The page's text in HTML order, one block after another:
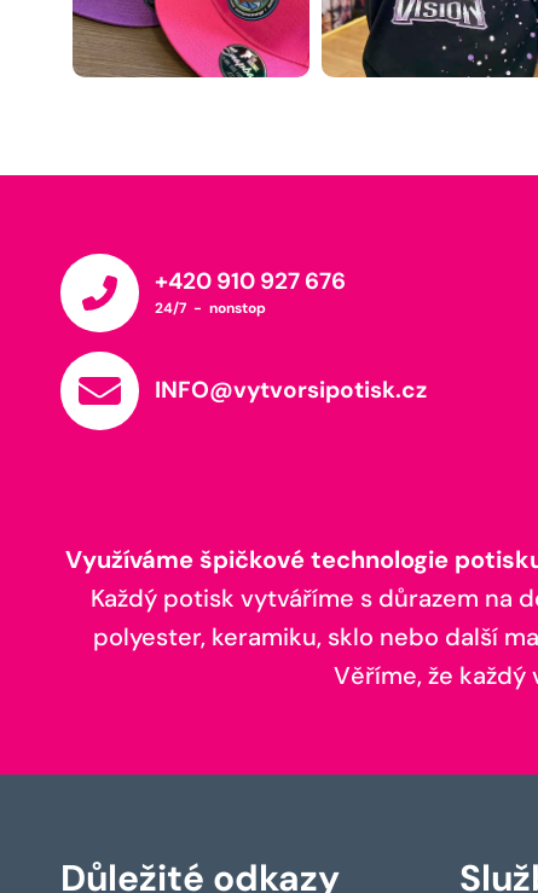
+420 910 927 676
24/7 - nonstop
INFO@vytvorsipotisk.cz
Využíváme špičkové technologie
Každý potisk vytváříme s důrazem na
polyester, keramiku, sklo nebo další
Věříme, že každý
Důležité odkazy